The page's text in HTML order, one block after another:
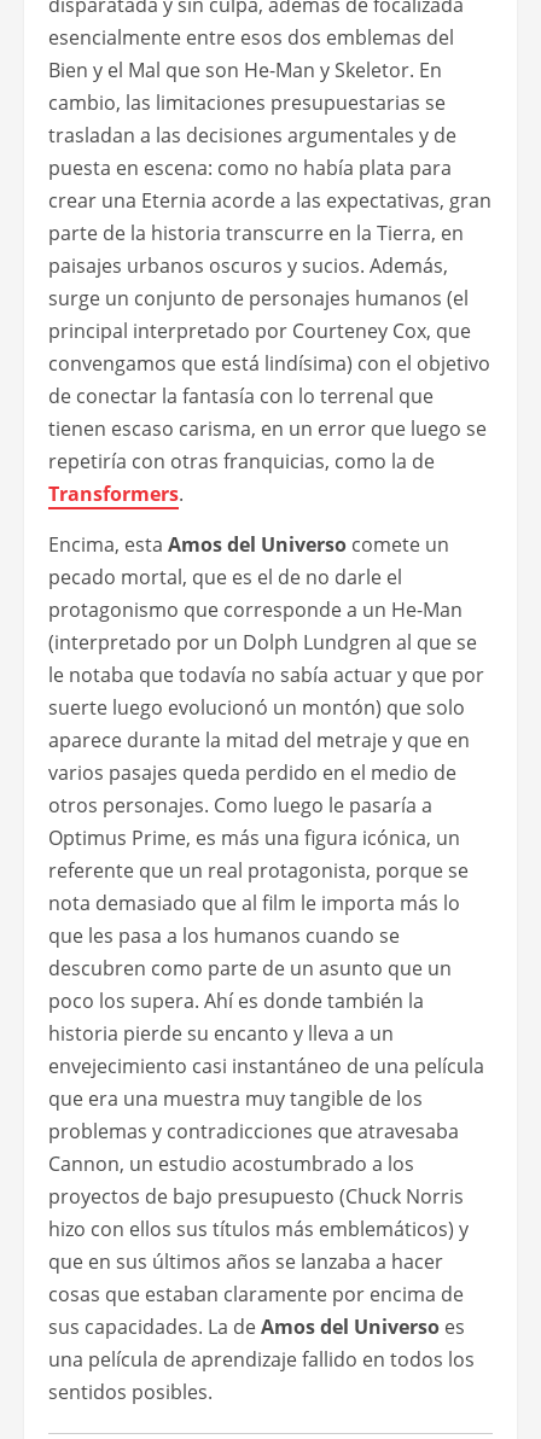
esencialmente entre esos dos emblemas del
Bien y el Mal que son He-Man y Skeletor. En
cambio, las limitaciones presupuestarias se
trasladan a las decisiones argumentales y de
puesta en escena: como no había plata para
crear una Eternia acorde a las expectativas, gran
parte de la historia transcurre en la Tierra, en
paisajes urbanos oscuros y sucios. Además,
surge un conjunto de personajes humanos (el
principal interpretado por Courteney Cox, que
convengamos que está lindísima) con el objetivo
de conectar la fantasía con lo terrenal que
tienen escaso carisma, en un error que luego se
repetiría con otras franquicias, como la de
Transformers.
Encima, esta Amos del Universo comete un
pecado mortal, que es el de no darle el
protagonismo que corresponde a un He-Man
(interpretado por un Dolph Lundgren al que se
le notaba que todavía no sabía actuar y que por
suerte luego evolucionó un montón) que solo
aparece durante la mitad del metraje y que en
varios pasajes queda perdido en el medio de
otros personajes. Como luego le pasaría a
Optimus Prime, es más una figura icónica, un
referente que un real protagonista, porque se
nota demasiado que al film le importa más lo
que les pasa a los humanos cuando se
descubren como parte de un asunto que un
poco los supera. Ahí es donde también la
historia pierde su encanto y lleva a un
envejecimiento casi instantáneo de una película
que era una muestra muy tangible de los
problemas y contradicciones que atravesaba
Cannon, un estudio acostumbrado a los
proyectos de bajo presupuesto (Chuck Norris
hizo con ellos sus títulos más emblemáticos) y
que en sus últimos años se lanzaba a hacer
cosas que estaban claramente por encima de
sus capacidades. La deAmos del Universo es
una película de aprendizaje fallido en todos los
sentidos posibles.